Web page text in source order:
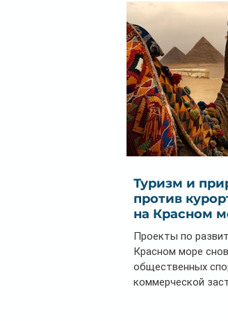
почти на 32%
Туризм и
против
на Красном
Проекты по
Красном море
общественных
коммерческой